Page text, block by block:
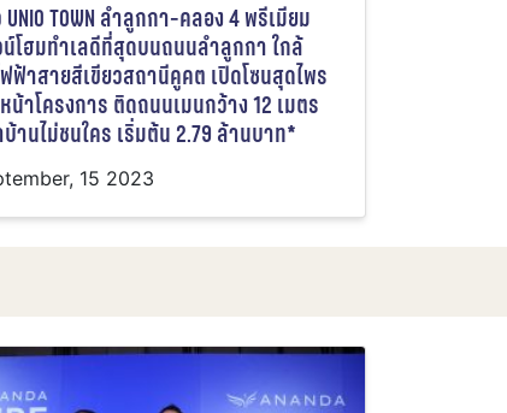
UNIO TOWN ลำลูกกา-คลอง 4 พรีเมียม
โฮมทำเลดีที่สุดบนถนนลำลูกกา ใกล้
ฟ้าสายสีเขียวสถานีคูคต เปิดโซนสุดไพร
น้าโครงการ ติดถนนเมนกว้าง 12 เมตร
านไม่ชนใคร เริ่มต้น 2.79 ล้านบาท*
15 2023